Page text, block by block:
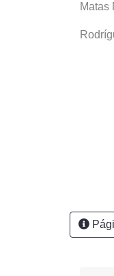
Matas